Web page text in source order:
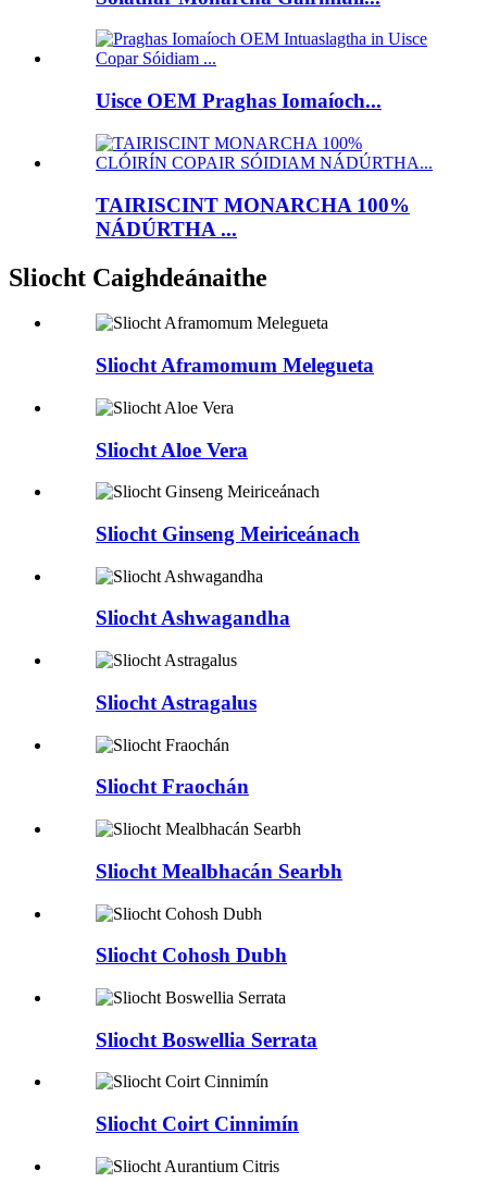
Uisce OEM Praghas Iomaíoch...
TAIRISCINT MONARCHA 100%
NÁDÚRTHA ...
Sliocht Caighdeánaithe
Sliocht Aframomum Melegueta
Sliocht Aloe Vera
Sliocht Ginseng Meiriceánach
Sliocht Ashwagandha
Sliocht Astragalus
Sliocht Fraochán
Sliocht Mealbhacán Searbh
Sliocht Cohosh Dubh
Sliocht Boswellia Serrata
Sliocht Coirt Cinnimín